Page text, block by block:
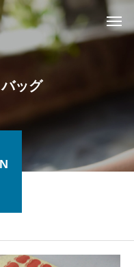
ッグ